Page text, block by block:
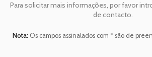
Para solicitar mais informações, por favor
de contacto.
Nota:Os campos assinalados com * são de